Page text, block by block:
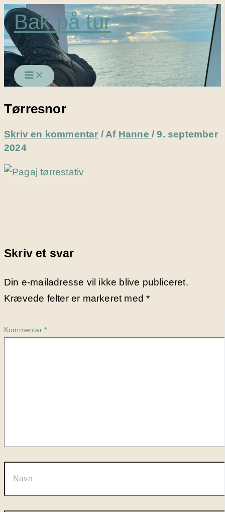
Gå
til
indholdet
Bak på tur
Tørresnor
Skriv en kommentar / Af Hanne/9. september
2024
Skriv et svar
Din e-mailadresse vil ikke blive publiceret.
Krævede felter er markeret med*
Kommentar *